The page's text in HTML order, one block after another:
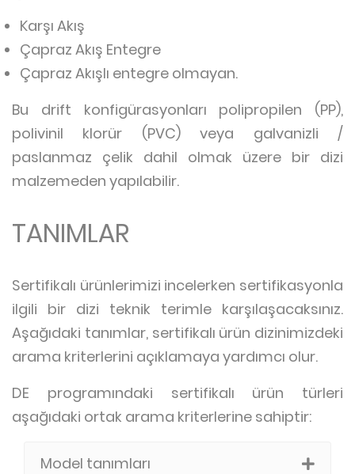
Karşı Akış
Çapraz Akış Entegre
Çapraz Akışlı entegre olmayan.
Bu drift konfigürasyonları polipropilen (PP),
polivinil klorür (PVC) veya galvanizli /
paslanmaz çelik dahil olmak üzere bir dizi
malzemeden yapılabilir.
TANIMLAR
Sertifikalı ürünlerimizi incelerken sertifikasyonla
ilgili bir dizi teknik terimle karşılaşacaksınız.
Aşağıdaki tanımlar, sertifikalı ürün dizinimizdeki
arama kriterlerini açıklamaya yardımcı olur.
DE programındaki sertifikalı ürün türleri
aşağıdaki ortak arama kriterlerine sahiptir:
Model tanımları